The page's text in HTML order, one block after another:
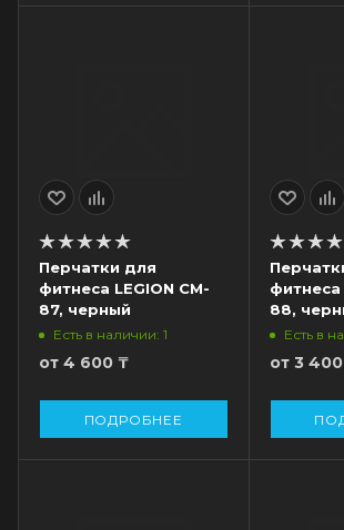
Перчатки для
фитнеса LEGION CM-
87, черный
Есть в наличии: 1
от 4 600 ₸
ПОДРОБНЕЕ
фитнеса
88,
Есть в
от 3